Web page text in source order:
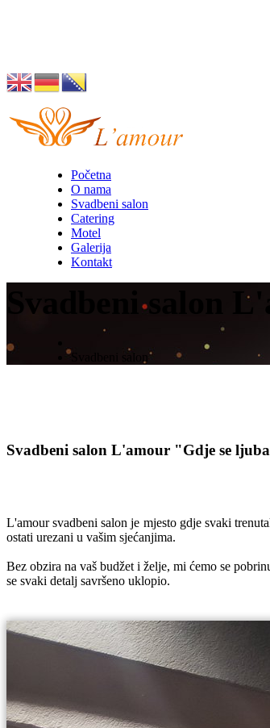
Početna
O nama
Svadbeni salon
Catering
Motel
Galerija
Kontakt
Svadbeni salon
Svadbeni salon
Svadbeni salon L'amour "Gdje se
L'amour svadbeni salon je mjesto gdje svaki
ostati urezani u vašim sjećanjima.
Bez obzira na vaš budžet i želje, mi ćemo se
se svaki detalj savršeno uklopio.